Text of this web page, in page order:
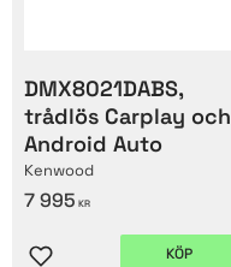
DMX8021DABS,
trådlös Carplay och
Android Auto
Kenwood
7 995 KR
KÖP